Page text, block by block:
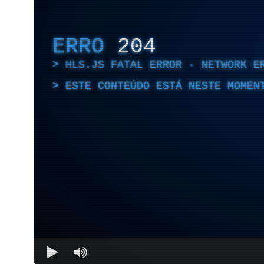
ERRO 204
HLS.JS FATAL ERROR - NETWORK
ESTE CONTEÚDO ESTÁ NESTE